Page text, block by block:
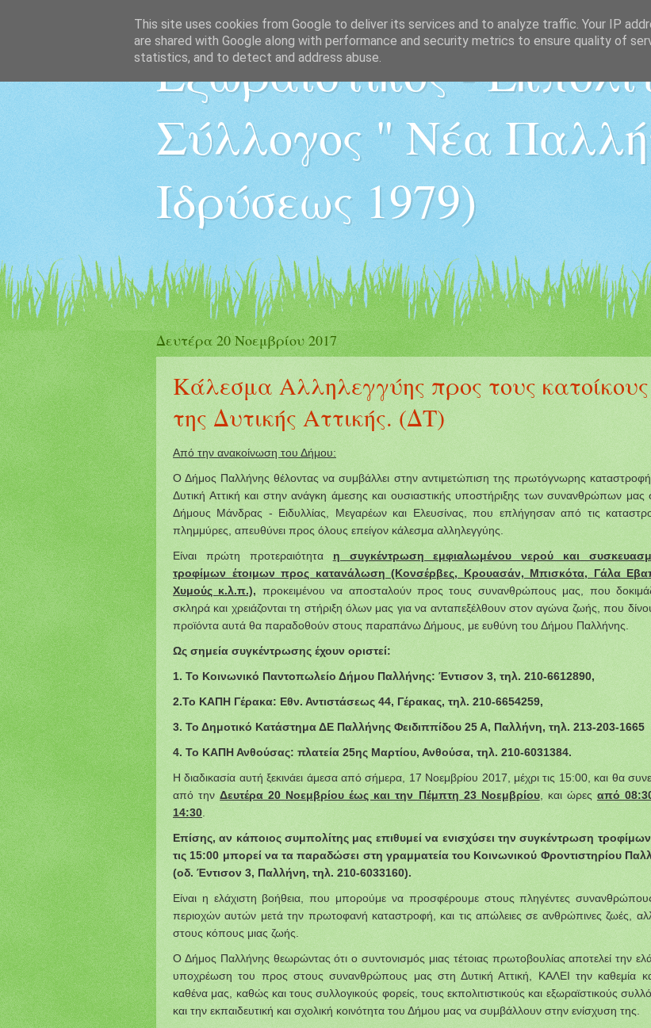
Εξωραϊστικός -
Σύλλογος " Νέα
Ιδρύσεως 1979)
Δευτέρα 20 Νοεμβρίου 2017
Κάλεσμα Αλληλεγγύης προς τους κατοίκους
της Δυτικής Αττικής. (ΔΤ)
Από την ανακοίνωση του Δήμου:
Ο Δήμος Παλλήνης θέλοντας να συμβάλλει στην αντιμετώπιση της πρωτόγνωρης
Δυτική Αττική και στην ανάγκη άμεσης και ουσιαστικής υποστήριξης των συνανθρώπων μας
Δήμους Μάνδρας - Ειδυλλίας, Μεγαρέων και Ελευσίνας, που επλήγησαν από τις
πλημμύρες, απευθύνει προς όλους επείγον κάλεσμα αλληλεγγύης.
Είναι πρώτη προτεραιότητα η συγκέντρωση εμφιαλωμένου νερού και
τροφίμων έτοιμων προς κατανάλωση (Κονσέρβες, Κρουασάν, Μπισκότα, Γάλα
Χυμούς κ.λ.π.), προκειμένου να αποσταλούν προς τους συνανθρώπους μας, που
σκληρά και χρειάζονται τη στήριξη όλων μας για να ανταπεξέλθουν στον αγώνα ζωής, που
προϊόντα αυτά θα παραδοθούν στους παραπάνω Δήμους, με ευθύνη του Δήμου Παλλήνης.
Ως σημεία συγκέντρωσης έχουν οριστεί:
1. Το Κοινωνικό Παντοπωλείο Δήμου Παλλήνης: Έντισον 3, τηλ. 210-6612890,
2.Το ΚΑΠΗ Γέρακα: Εθν. Αντιστάσεως 44, Γέρακας, τηλ. 210-6654259,
3. Το Δημοτικό Κατάστημα ΔΕ Παλλήνης Φειδιππίδου 25 Α, Παλλήνη, τηλ. 213-203-1665
4. Το ΚΑΠΗ Ανθούσας: πλατεία 25ης Μαρτίου, Ανθούσα, τηλ. 210-6031384.
Η διαδικασία αυτή ξεκινάει άμεσα από σήμερα, 17 Νοεμβρίου 2017, μέχρι τις 15:00, και θα
από τηνΔευτέρα 20 Νοεμβρίου έως και την Πέμπτη 23 Νοεμβρίου, και ώρες από
14:30
Επίσης, αν κάποιος συμπολίτης μας επιθυμεί να ενισχύσει την συγκέντρωση
τις 15:00 μπορεί να τα παραδώσει στη γραμματεία του Κοινωνικού Φροντιστηρίου
(οδ. Έντισον 3, Παλλήνη, τηλ. 210-6033160).
Είναι η ελάχιστη βοήθεια, που μπορούμε να προσφέρουμε στους πληγέντες
περιοχών αυτών μετά την πρωτοφανή καταστροφή, και τις απώλειες σε ανθρώπινες ζωές,
στους κόπους μιας ζωής.
Ο Δήμος Παλλήνης θεωρώντας ότι ο συντονισμός μιας τέτοιας πρωτοβουλίας αποτελεί την
υποχρέωση του προς στους συνανθρώπους μας στη Δυτική Αττική, ΚΑΛΕΙ την καθεμία
καθένα μας, καθώς και τους συλλογικούς φορείς, τους εκπολιτιστικούς και εξωραϊστικούς
και την εκπαιδευτική και σχολική κοινότητα του Δήμου μας να συμβάλλουν στην ενίσχυση της.
This site uses cookies from Google to deliver its services and to analyze traffic. Your IP
are shared with Google along with performance and security metrics to ensure quality of
statistics, and to detect and address abuse.